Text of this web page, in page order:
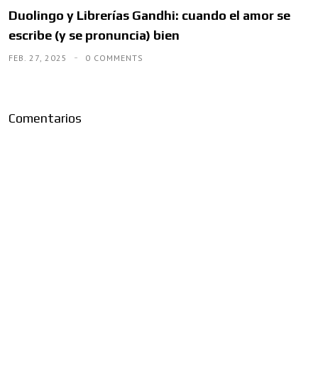
Duolingo y Librerías Gandhi: cuando el amor se
escribe (y se pronuncia) bien
FEB. 27, 2025 0 COMMENTS
Comentarios